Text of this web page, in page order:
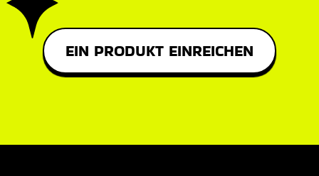
EIN PRODUKT EINREICHEN